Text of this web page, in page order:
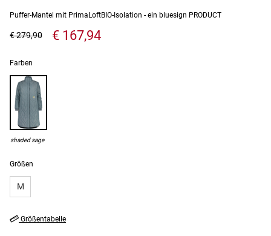
Puffer-Mantel mit PrimaLoftBIO-Isolation - ein bluesign PRODUCT
€ 167,94
€ 279,90
Größen
M
Farben
shaded sage
Größentabelle